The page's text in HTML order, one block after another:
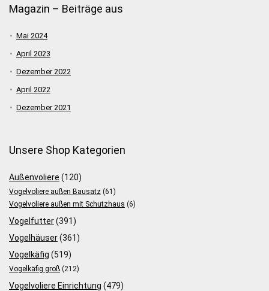
Magazin – Beiträge aus
Mai 2024
April 2023
Dezember 2022
April 2022
Dezember 2021
Unsere Shop Kategorien
Außenvoliere (120)
Vogelvoliere außen Bausatz (61)
Vogelvoliere außen mit Schutzhaus (6)
Vogelfutter(391)
Vogelhäuser(361)
Vogelkäfig (519)
Vogelkäfig groß (212)
Vogelvoliere Einrichtung (479)